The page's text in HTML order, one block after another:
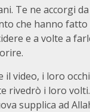
Te ne accorgi
che hanno
e a volte a
il video, i loro
rivedrò i loro
supplica ad